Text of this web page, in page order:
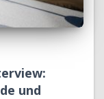
und